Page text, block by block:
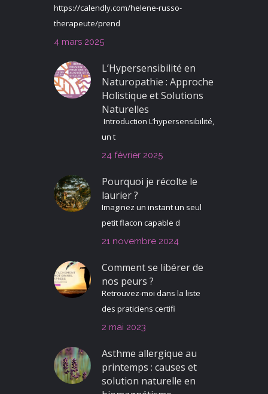
https://calendly.com/helene-russo-
therapeute/prend
4 mars 2025
L’Hypersensibilité en
Naturopathie : Approche
Holistique et Solutions
Naturelles
Introduction L’hypersensibilité,
un t
24 février 2025
Pourquoi je récolte le
laurier ?
Imaginez un instant un seul
petit flacon capable d
21 novembre 2024
Comment se libérer de
nos peurs ?
Retrouvez-moi dans la liste
des praticiens certifi
2 mai 2023
Asthme allergique au
printemps : causes et
solution naturelle en